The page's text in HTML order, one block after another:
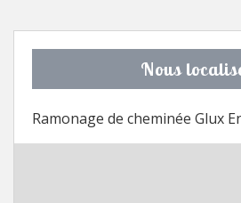
Nous
Ramonage de cheminée Glux